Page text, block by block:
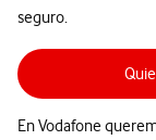
seguro.
En Vodafone